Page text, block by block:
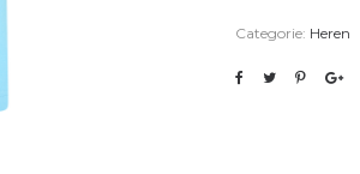
Categorie: Heren